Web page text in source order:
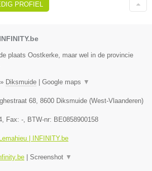
PROFIEL
plaats Oostkerke, maar wel in de provincie
» Diksmuide Google maps ▼
68, 8600 Diksmuide (West-Vlaanderen)
, Fax: -, BTW-nr: BE0858900158
| INFINITY.be
Screenshot ▼